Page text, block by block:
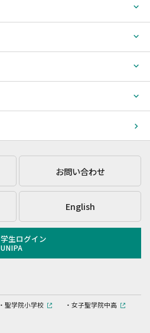
お問い合わせ
English
聖学院小学校
女子聖学院中高
学生ログイン
UNIPA